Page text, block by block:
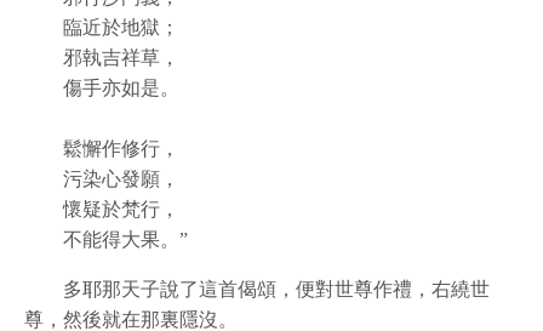
臨近於地獄；
邪執吉祥草，
傷手亦如是。
鬆懈作修行，
污染心發願，
懷疑於梵行，
不能得大果。”
多耶那天子說了這首偈頌，便對世尊作禮，右繞世
尊，然後就在那裏隱沒。